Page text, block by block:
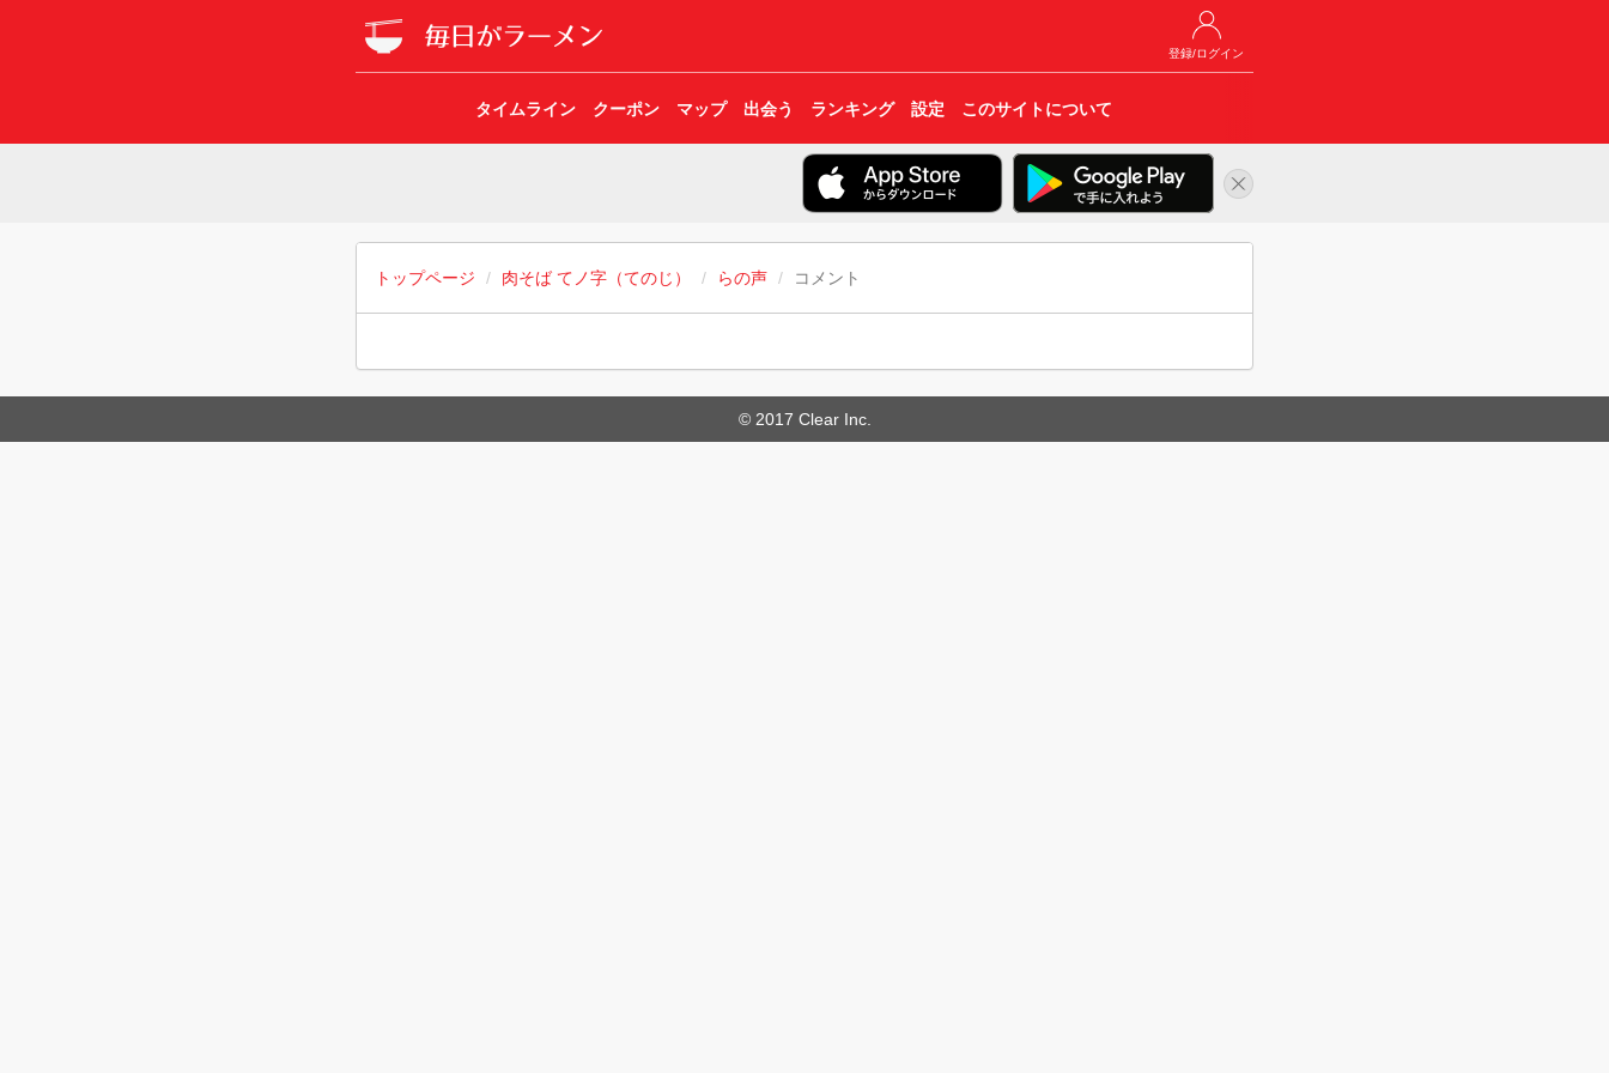
登録/ログイン
タイムライン クーポン マップ 出会う ランキング 設定 このサイトについて
トップページ 肉そば てノ字（てのじ） らの声 コメント
© 2017 Clear Inc.